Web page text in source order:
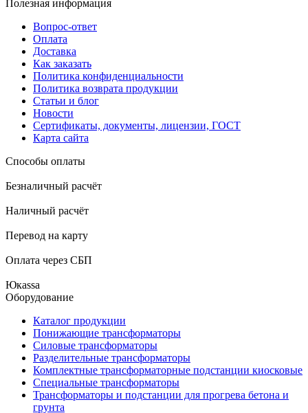
Полезная информация
Вопрос-ответ
Оплата
Доставка
Как заказать
Политика конфиденциальности
Политика возврата продукции
Статьи и блог
Новости
Сертификаты, документы, лицензии, ГОСТ
Карта сайта
Способы оплаты
Безналичный расчёт
Наличный расчёт
Перевод на карту
Оплата через СБП
Юкаssа
Оборудование
Каталог продукции
Понижающие трансформаторы
Силовые трансформаторы
Разделительные трансформаторы
Комплектные трансформаторные подстанции киосковые
Специальные трансформаторы
Трансформаторы и подстанции для прогрева бетона и
грунта